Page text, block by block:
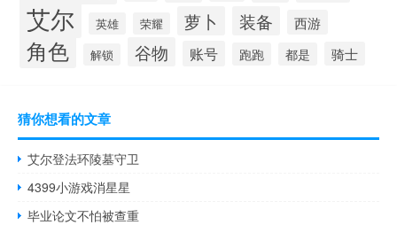
艾尔 英雄 荣耀 萝卜 装备 西游
角色 解锁 谷物 账号 跑跑 都是 骑士
猜你想看的文章
艾尔登法环陵墓守卫
4399小游戏消星星
毕业论文不怕被查重